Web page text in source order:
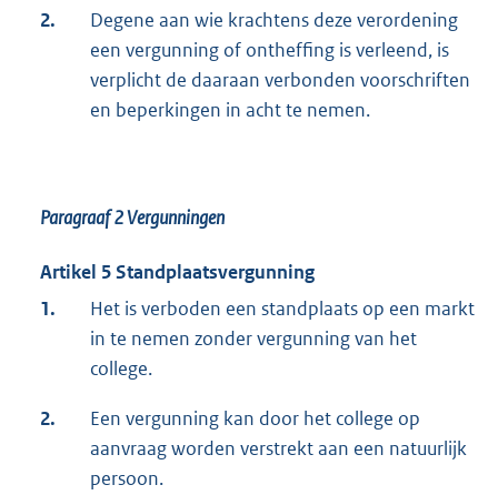
2.
Degene aan wie krachtens deze verordening
een vergunning of ontheffing is verleend, is
verplicht de daaraan verbonden voorschriften
en beperkingen in acht te nemen.
Paragraaf 2 Vergunningen
Artikel 5 Standplaatsvergunning
1.
Het is verboden een standplaats op een markt
in te nemen zonder vergunning van het
college.
2.
Een vergunning kan door het college op
aanvraag worden verstrekt aan een natuurlijk
persoon.